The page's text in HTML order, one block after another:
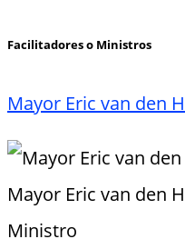
Facilitadores o Ministros
Mayor Eric van den
Mayor Eric van den
Ministro